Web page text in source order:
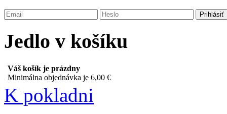
Jedlo v košíku
Váš košík je prázdny
Minimálna objednávka je 6,00 €
K pokladni